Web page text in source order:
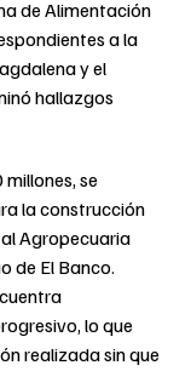
de Alimentación
a la
y el
hallazgos
se
la construcción
Agropecuaria
de El Banco.
lo que
realizada sin que